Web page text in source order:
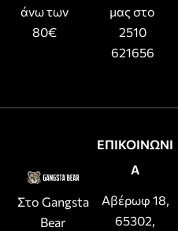
άνω των
80€
μας στο
2510
621656
Στο Gangsta
Bear
ΕΠΙΚΟΙΝΩΝΙ
Α
Αβέρωφ 18,
65302,